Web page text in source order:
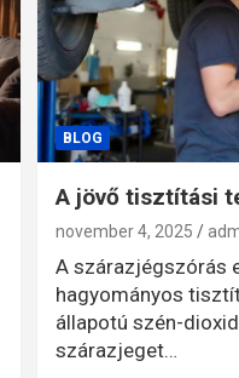
BLOG
A jövő tisztítási
november 4, 2025
A szárazjégszórás
hagyományos
állapotú szén-
szárazjeget…